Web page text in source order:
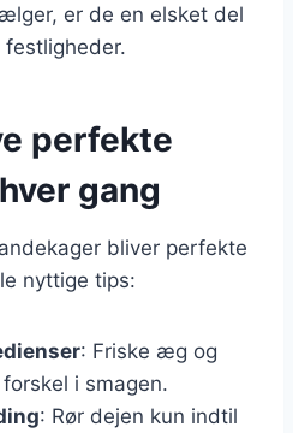
er de en elsket del
perfekte
gang
bliver perfekte
nyttige tips:
: Friske æg og
i smagen.
: Rør dejen kun indtil